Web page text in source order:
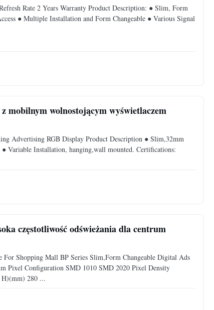
Rate 2 Years Warranty Product Description: ● Slim, Form
● Multiple Installation and Form Changeable ● Various Signal
mobilnym wolnostojącym wyświetlaczem
Advertising RGB Display Product Description ● Slim,32mm
Variable Installation, hanging,wall mounted. Certifications:
częstotliwość odświeżania dla centrum
Shopping Mall BP Series Slim,Form Changeable Digital Ads
Pixel Configuration SMD 1010 SMD 2020 Pixel Density
H)(mm) 280 ...